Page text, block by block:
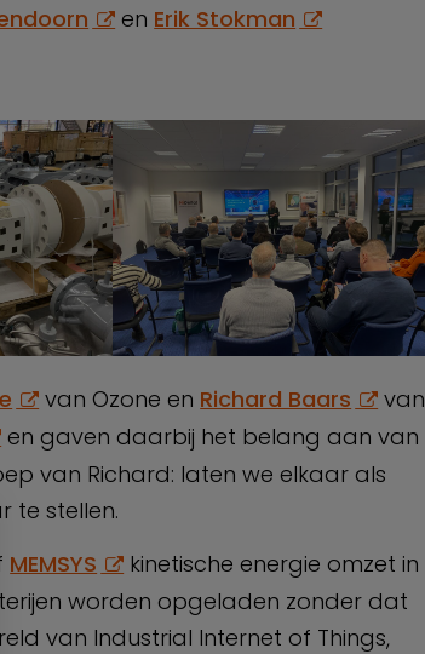
en Erik Stokman
van Ozone en Richard Baars
van
en gaven daarbij het belang aan van
van Richard: laten we elkaar als
te stellen.
MEMSYS
kinetische energie omzet in
worden opgeladen zonder dat
van Industrial Internet of Things,